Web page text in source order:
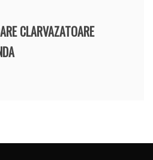
CLARVAZATOARE